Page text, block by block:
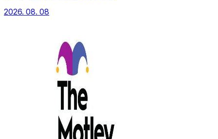
2026. 08. 08